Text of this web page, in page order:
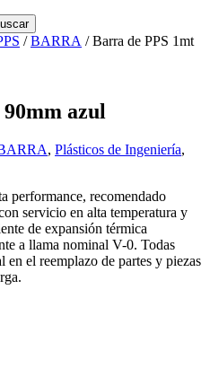
/BARRA / Barra de PPS 1mt
azul
, Plásticos de Ingeniería,
performance, recomendado
servicio en alta temperatura y
de expansión térmica
a llama nominal V-0. Todas
en el reemplazo de partes y piezas